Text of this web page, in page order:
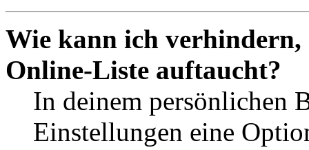
Wie kann ich verhindern,
Online-Liste auftaucht?
In deinem persönlichen
Einstellungen eine